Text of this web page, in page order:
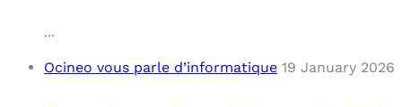
...
Ocineo vous parle d’informatique 19 January 2026